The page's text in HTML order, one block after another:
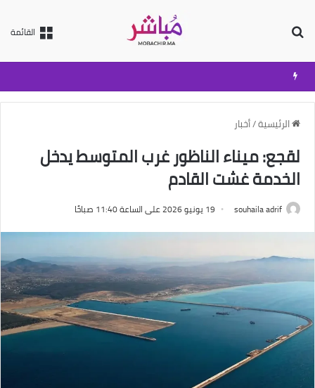
القائمة
الرئيسية/أخبار
لقجع: ميناء الناظور غرب المتوسط يدخل
الخدمة غشت القادم
souhaila adrif 19 يونيو 2026 على الساعة 11:40 صباحًا